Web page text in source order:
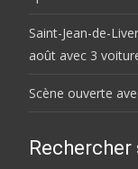
Saint-Jean-de-
août avec 3
Scène ouverte